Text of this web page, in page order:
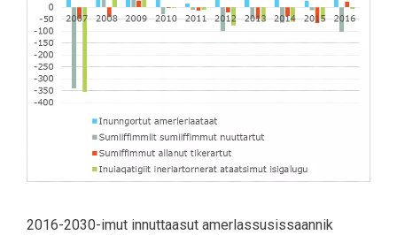
2016-2030-imut innuttaasut amerlassusissaannik